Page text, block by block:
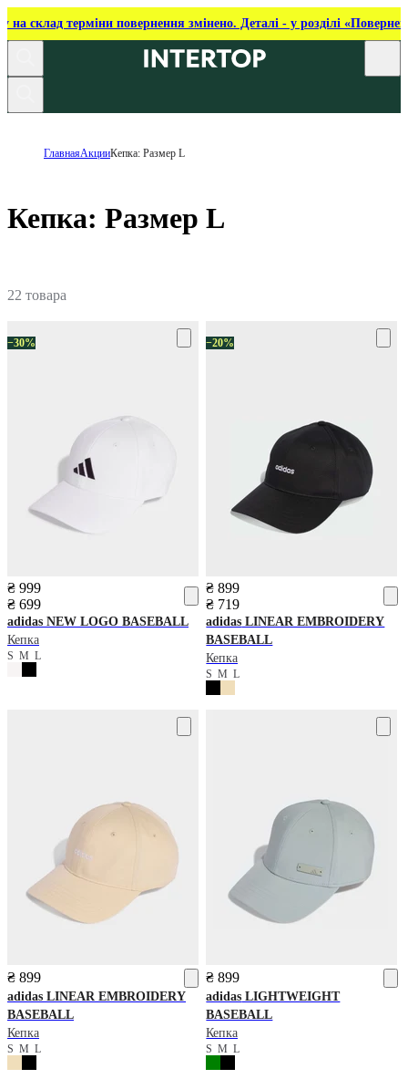
на склад терміни повернення змінено. Деталі - у розділі
ГлавнаяАкцииКепка: Размер L
Кепка: Размер L
22 товара
−30%
₴ 999
₴ 699
adidas NEW LOGO BASEBALL
Кепка
S M L
−20%
₴ 899
₴ 719
adidas LINEAR EMBROIDERY
BASEBALL
Кепка
SML
₴ 899
adidas LINEAR EMBROIDERY
BASEBALL
Кепка
S M L
₴ 899
adidas LIGHTWEIGHT
BASEBALL
Кепка
SML